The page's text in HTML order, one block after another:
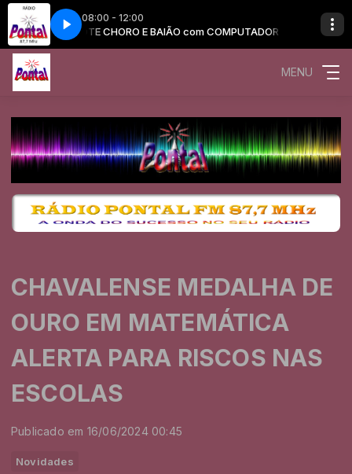
08:00 - 12:00
XOTE CHORO E BAIÃO com COMPUTADOR
MENU
CHAVALENSE MEDALHA DE
OURO EM MATEMÁTICA
ALERTA PARA RISCOS NAS
ESCOLAS
Publicado em 16/06/2024 00:45
Novidades